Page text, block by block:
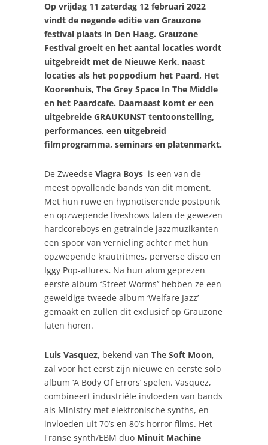
Op vrijdag 11 zaterdag 12 februari 2022
vindt de negende editie van Grauzone
festival plaats in Den Haag. Grauzone
Festival groeit en het aantal locaties wordt
uitgebreidt met de Nieuwe Kerk, naast
locaties als het poppodium het Paard, Het
Koorenhuis, The Grey Space In The Middle
en het Paardcafe. Daarnaast komt er een
uitgebreide GRAUKUNST tentoonstelling,
performances, een uitgebreid
filmprogramma, seminars en platenmarkt.
De Zweedse Viagra Boys is een van de
meest opvallende bands van dit moment.
Met hun ruwe en hypnotiserende postpunk
en opzwepende liveshows laten de gewezen
hardcoreboys en getrainde jazzmuzikanten
een spoor van vernieling achter met hun
opzwepende krautritmes, perverse disco en
Iggy Pop-allures. Na hun alom geprezen
eerste album ‘’Street Worms’’ hebben ze een
geweldige tweede album ‘Welfare Jazz’
gemaakt en zullen dit exclusief op Grauzone
laten horen.
Luis Vasquez, bekend van The Soft Moon,
zal voor het eerst zijn nieuwe en eerste solo
album ‘A Body Of Errors’ spelen. Vasquez,
combineert industriële invloeden van bands
als Ministry met elektronische synths, en
invloeden uit 70’s en 80’s horror films. Het
Franse synth/EBM duo Minuit Machine